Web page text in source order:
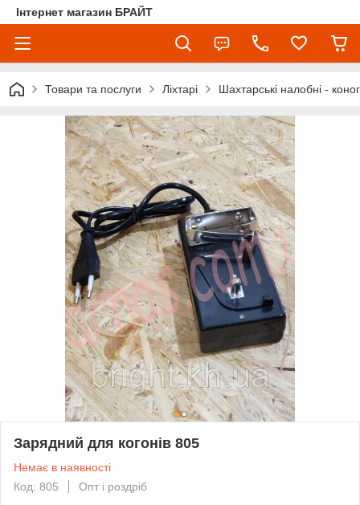
Інтернет магазин БРАЙТ
Товари та послуги Ліхтарі Шахтарські налобні -
Зарядний для когонів 805
Немає в наявності
Код: 805
Опт і роздріб